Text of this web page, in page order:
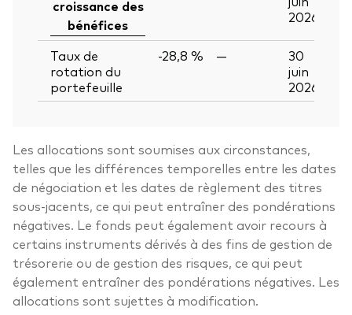
croissance des
bénéfices
2026
Taux de
rotation du
portefeuille
-28,8 % —
30
juin
2026
Les allocations sont soumises aux circonstances,
telles que les différences temporelles entre les dates
de négociation et les dates de règlement des titres
sous-jacents, ce qui peut entraîner des pondérations
négatives. Le fonds peut également avoir recours à
certains instruments dérivés à des fins de gestion de
trésorerie ou de gestion des risques, ce qui peut
également entraîner des pondérations négatives. Les
allocations sont sujettes à modification.